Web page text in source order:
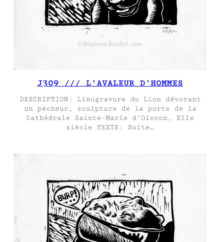
J309 /// L’AVALEUR D’HOMMES
DESCRIPTION: Linogravure du Lion dévorant
un pécheur, sculpture de la porte de la
Cathédrale Sainte-Marie d’Oloron, XIIe
siècle TEXTE: Suite…